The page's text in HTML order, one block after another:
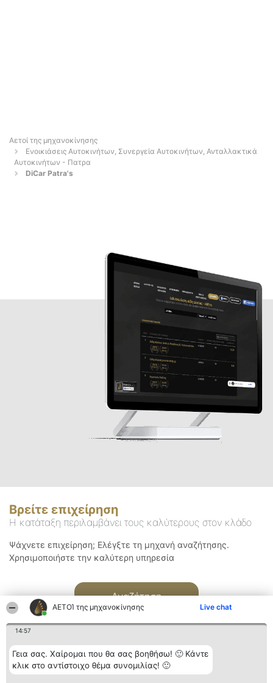
ΑΕΤΟΊ της μηχανοκίνησης Live chat
14:57
Γεια σας. Χαίρομαι που θα σας βοηθήσω! 🙂 Κάντε
κλικ στο αντίστοιχο θέμα συνομιλίας! 🙂
Αετοί της μηχανοκίνησης
Ενοικιάσεις Αυτοκινήτων, Συνεργεία Αυτοκινήτων, Ανταλλακτικά
Αυτοκινήτων - Πατρα
DiCar Patra's
Βρείτε επιχείρηση
Η κατάταξη περιλαμβάνει τους καλύτερους στον κλάδο
Ψάχνετε επιχείρηση; Ελέγξτε τη μηχανή αναζήτησης.
Χρησιμοποιήστε την καλύτερη υπηρεσία
Αναζήτηση